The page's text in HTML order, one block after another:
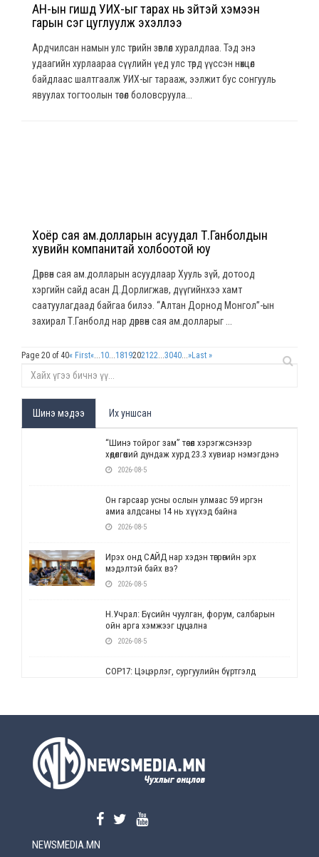
АН-ын гишүүд УИХ-ыг тарах нь зүйтэй хэмээн
гарын үсэг цуглуулж эхэллээ
Ардчилсан намын улс төрийн зөвлөл хуралдлаа. Тэд энэ
удаагийн хурлаараа сүүлийн үед улс төрд үүссэн нөхцөл
байдлаас шалтгаалж УИХ-ыг тарааж, ээлжит бус сонгууль
явуулах тогтоолын төсөл боловсруула...
Хоёр сая ам.долларын асуудал Т.Ганболдын
хувийн компанитай холбоотой юу
Дөрвөн сая ам.долларын асуудлаар Хууль зүй, дотоод
хэргийн сайд асан Д.Дорлигжав, дүүгийнхээ хамт
саатуулагдаад байгаа билээ. “Алтан Дорнод Монгол”-ын
захирал Т.Ганболд нар дөрвөн сая ам.долларыг ...
Page 20 of 40« First« 10 1819202122 3040 »Last »
Шинэ мэдээ Их уншсан
“Шинэ тойрог зам” төсөл хэрэгжсэнээр
хөдөлгөөний дундаж хурд 23.3 хувиар нэмэгдэнэ
2026-08-5
Он гарсаар усны ослын улмаас 59 иргэн
амиа алдсаны 14 нь хүүхэд байна
2026-08-5
Ирэх онд САЙД нар хэдэн төгрөгийн эрх
мэдэлтэй байх вэ?
2026-08-5
Н.Учрал: Бүсийн чуулган, форум, салбарын
ойн арга хэмжээг цуцална
2026-08-5
СОР17: Цэцэрлэг, сургуулийн бүртгэлд
2026-08-5
2026-08-5
NEWSMEDIA.MN